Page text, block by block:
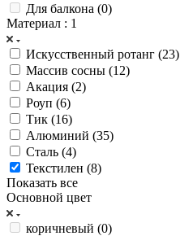
Для балкона (0)
Материал : 1
Искусственный ротанг (23)
Массив сосны (12)
Акация (2)
Роуп (6)
Тик (16)
Алюминий (35)
Сталь (4)
Текстилен (8)
Показать все
Основной цвет
коричневый (0)